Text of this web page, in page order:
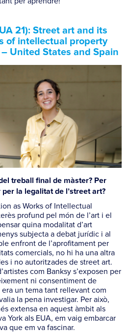
21): Street art and its
of intellectual property
United States and Spain
treball final de màster? Per
la legalitat de l’street art?
as Works of Intellectual
profund pel món de l’art i el
quina modalitat d’art
subjecta a debat jurídic i al
enfront de l’aprofitament per
comercials, no hi ha una altra
i no autoritzades de street art.
com Banksy s’exposen per
ni consentiment de
un tema tant rellevant com
la pena investigar. Per això,
extensa en aquest àmbit als
York als EUA, em vaig embarcar
que em va fascinar.